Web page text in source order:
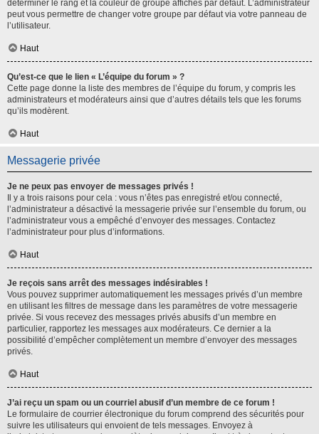
déterminer le rang et la couleur de groupe affichés par défaut. L’administrateur
peut vous permettre de changer votre groupe par défaut via votre panneau de
l’utilisateur.
Haut
Qu’est-ce que le lien « L’équipe du forum » ?
Cette page donne la liste des membres de l’équipe du forum, y compris les
administrateurs et modérateurs ainsi que d’autres détails tels que les forums
qu’ils modèrent.
Haut
Messagerie privée
Je ne peux pas envoyer de messages privés !
Il y a trois raisons pour cela : vous n’êtes pas enregistré et/ou connecté,
l’administrateur a désactivé la messagerie privée sur l’ensemble du forum, ou
l’administrateur vous a empêché d’envoyer des messages. Contactez
l’administrateur pour plus d’informations.
Haut
Je reçois sans arrêt des messages indésirables !
Vous pouvez supprimer automatiquement les messages privés d’un membre
en utilisant les filtres de message dans les paramètres de votre messagerie
privée. Si vous recevez des messages privés abusifs d’un membre en
particulier, rapportez les messages aux modérateurs. Ce dernier a la
possibilité d’empêcher complètement un membre d’envoyer des messages
privés.
Haut
J’ai reçu un spam ou un courriel abusif d’un membre de ce forum !
Le formulaire de courrier électronique du forum comprend des sécurités pour
suivre les utilisateurs qui envoient de tels messages. Envoyez à